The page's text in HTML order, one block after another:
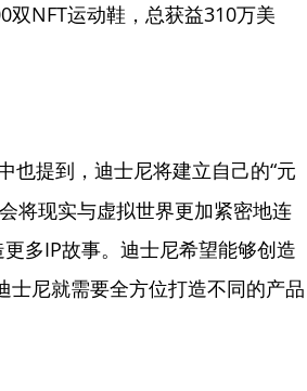
NFT运动鞋，总获益310万美
也提到，迪士尼将建立自己的“元
将现实与虚拟世界更加紧密地连
多IP故事。迪士尼希望能够创造
尼就需要全方位打造不同的产品